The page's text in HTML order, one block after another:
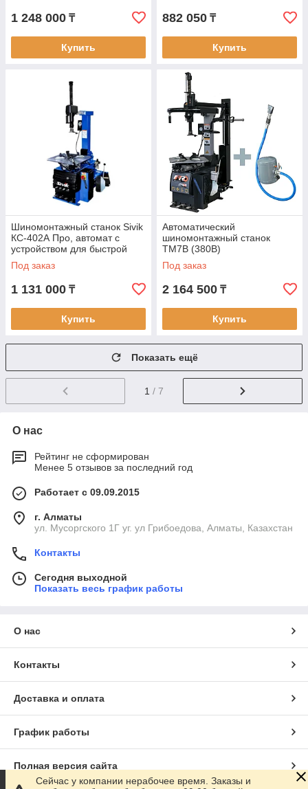
1 248 000 ₸
Купить
882 050 ₸
Купить
Шиномонтажный станок Sivik
КС-402А Про, автомат с
устройством для быстрой
накачки шин
Под заказ
1 131 000 ₸
Купить
Автоматический
шиномонтажный станок
TM7B (380В)
Под заказ
2 164 500 ₸
Купить
Показать ещё
1 / 7
О нас
Рейтинг не сформирован
Менее 5 отзывов за последний год
Работает с 09.09.2015
г. Алматы
ул. Мусоргского 1Г уг. ул Грибоедова, Алматы, Казахстан
Контакты
Сегодня выходной
Показать весь график работы
О нас
Контакты
Доставка и оплата
График работы
Полная версия сайта
Сейчас у компании нерабочее время. Заказы и